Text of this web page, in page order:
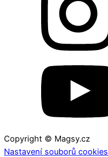
Copyright © Magsy.cz
Nastavení souborů cookies